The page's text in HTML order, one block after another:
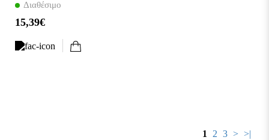
Διαθέσιμο
15,39€
1 2 3 > >|